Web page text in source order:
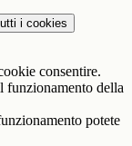
i cookies
consentire.
funzionamento della
potete